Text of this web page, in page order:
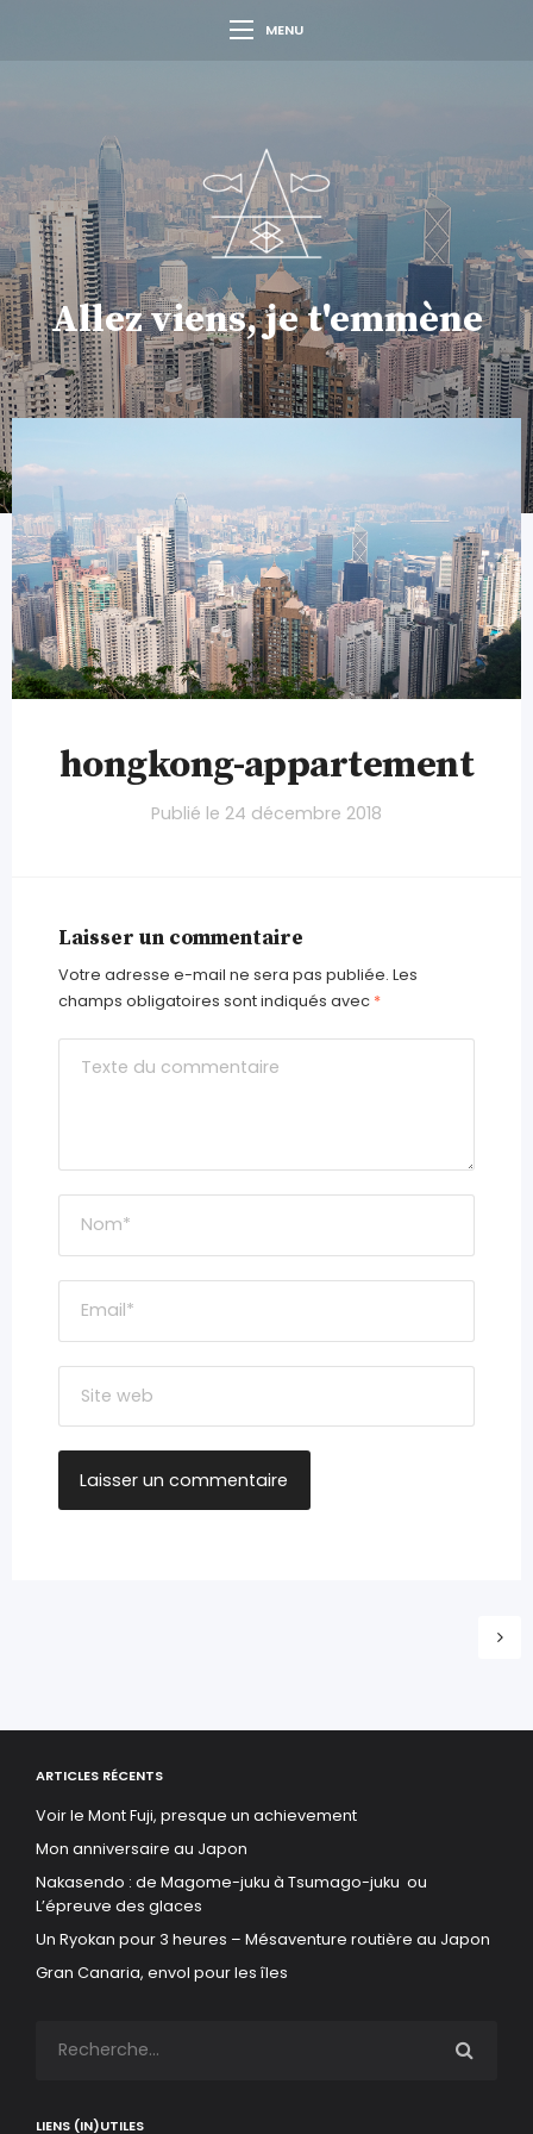
MENU
Allez viens, je t'emmène
hongkong-appartement
Publié le 24 décembre 2018
Laisser un commentaire
Votre adresse e-mail ne sera pas publiée. Les
champs obligatoires sont indiqués avec *
ARTICLES RÉCENTS
Voir le Mont Fuji, presque un achievement
Mon anniversaire au Japon
Nakasendo : de Magome-juku à Tsumago-juku ou
L’épreuve des glaces
Un Ryokan pour 3 heures – Mésaventure routière au Japon
Gran Canaria, envol pour les îles
LIENS (IN)UTILES